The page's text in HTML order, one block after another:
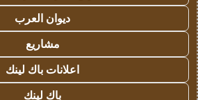
ديوان العرب
مشاريع
اعلانات باك لينك
باك لينك